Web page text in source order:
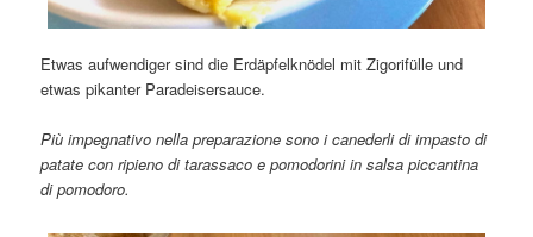
Etwas aufwendiger sind die Erdäpfelknödel mit Zigorifülle und
etwas pikanter Paradeisersauce.
Più impegnativo nella preparazione sono i canederli di impasto di
patate con ripieno di tarassaco e pomodorini in salsa piccantina
di pomodoro.